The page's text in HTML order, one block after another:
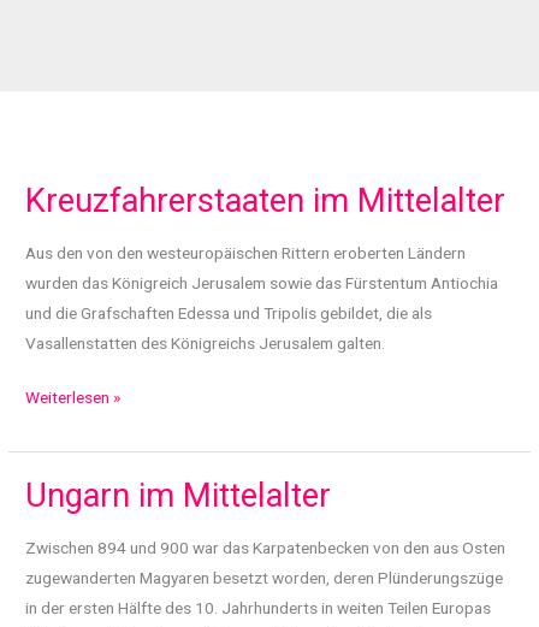
Kreuzfahrerstaaten im Mittelalter
Aus den von den westeuropäischen Rittern eroberten Ländern
wurden das Königreich Jerusalem sowie das Fürstentum Antiochia
und die Grafschaften Edessa und Tripolis gebildet, die als
Vasallenstatten des Königreichs Jerusalem galten.
Kreuzfahrerstaaten
Mittelalter
Weiterlesen »
Ungarn im Mittelalter
Zwischen 894 und 900 war das Karpatenbecken von den aus Osten
zugewanderten Magyaren besetzt worden, deren Plünderungszüge
in der ersten Hälfte des 10. Jahrhunderts in weiten Teilen Europas